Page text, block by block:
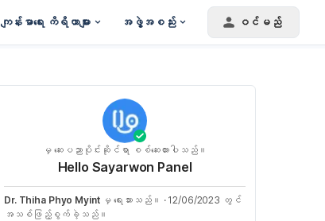
ကျန်းမာရေး ကိရိယာများ အဖွဲ့အစည်း ဝင်မည်
မှ ဆေးပညာပိုင်းဆိုင်ရာ စစ်ဆေးထားပါသည်။
Hello Sayarwon Panel
Dr. Thiha Phyo Myintမှ ရေးသားသည်။ · 12/06/2023 တွင်
အသစ်ဖြည့်စွက်ခဲ့သည်။